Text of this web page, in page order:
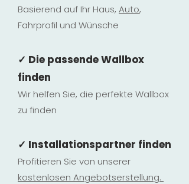
Basierend auf Ihr Haus, Auto,
Fahrprofil und Wünsche
✓ Die passende Wallbox
finden
Wir helfen Sie, die perfekte Wallbox
zu finden
✓ Installationspartner finden
Profitieren Sie von unserer
kostenlosen Angebotserstellung.